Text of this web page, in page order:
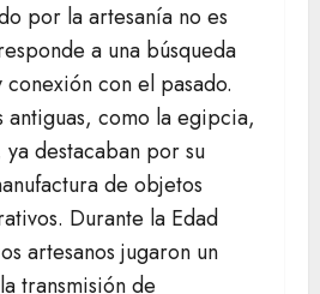
por la artesanía no es
a una búsqueda
con el pasado.
antiguas, como la egipcia,
destacaban por su
de objetos
Durante la Edad
artesanos jugaron un
transmisión de